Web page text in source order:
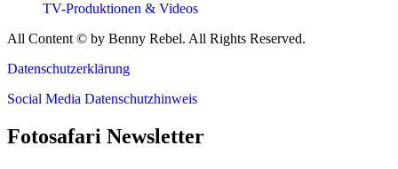
TV-Produktionen & Videos
All Content © by Benny Rebel. All Rights Reserved.
Datenschutzerklärung
Social Media Datenschutzhinweis
Fotosafari Newsletter